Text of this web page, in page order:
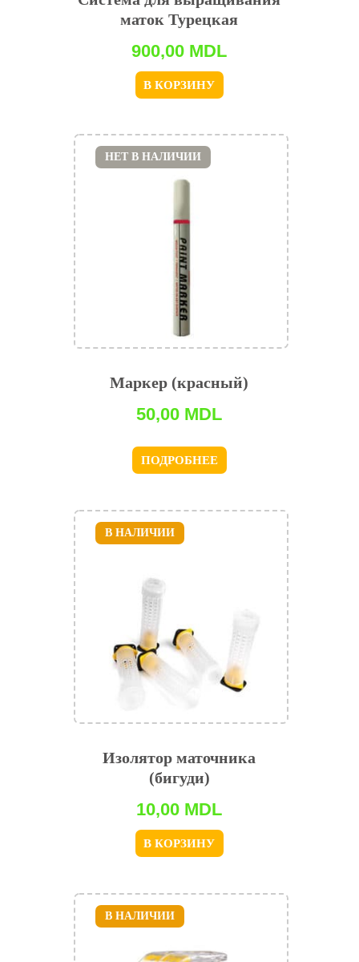
маток Турецкая
900,00 MDL
В КОРЗИНУ
Маркер (красный)
50,00 MDL
ПОДРОБНЕЕ
НЕТ В НАЛИЧИИ
Изолятор маточника
(бигуди)
10,00 MDL
В КОРЗИНУ
В НАЛИЧИИ
В НАЛИЧИИ